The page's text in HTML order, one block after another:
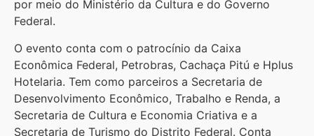
por meio do Ministério da Cultura e do Governo
Federal.
O evento conta com o patrocínio da Caixa
Econômica Federal, Petrobras, Cachaça Pitú e Hplus
Hotelaria. Tem como parceiros a Secretaria de
Desenvolvimento Econômico, Trabalho e Renda, a
Secretaria de Cultura e Economia Criativa e a
Secretaria de Turismo do Distrito Federal. Conta